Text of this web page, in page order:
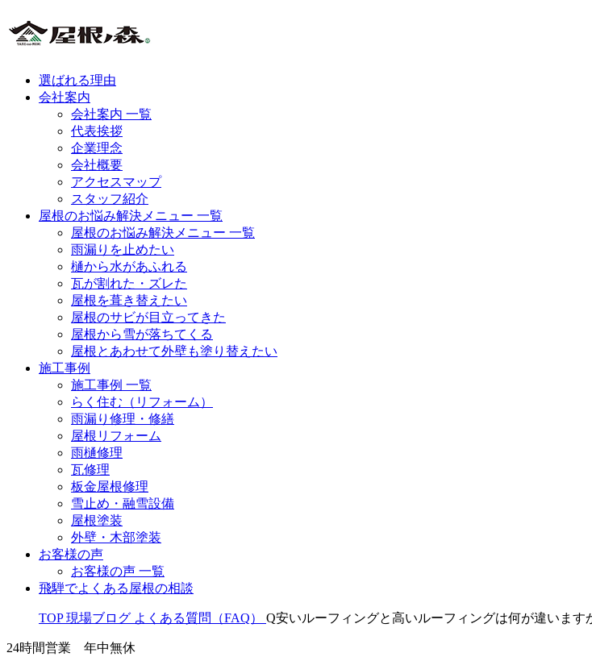
選ばれる理由
会社案内
会社案内 一覧
代表挨拶
企業理念
会社概要
アクセスマップ
スタッフ紹介
屋根のお悩み解決メニュー 一覧
屋根のお悩み解決メニュー 一覧
雨漏りを止めたい
樋から水があふれる
瓦が割れた・ズレた
屋根を葺き替えたい
屋根のサビが目立ってきた
屋根から雪が落ちてくる
屋根とあわせて外壁も塗り替えたい
施工事例
施工事例 一覧
らく住む（リフォーム）
雨漏り修理・修繕
屋根リフォーム
雨樋修理
瓦修理
板金屋根修理
雪止め・融雪設備
屋根塗装
外壁・木部塗装
お客様の声
お客様の声 一覧
飛騨でよくある屋根の相談
TOP 現場ブログ よくある質問（FAQ） Q安いルーフィングと高いルーフィングは何が違います
24時間営業 年中無休